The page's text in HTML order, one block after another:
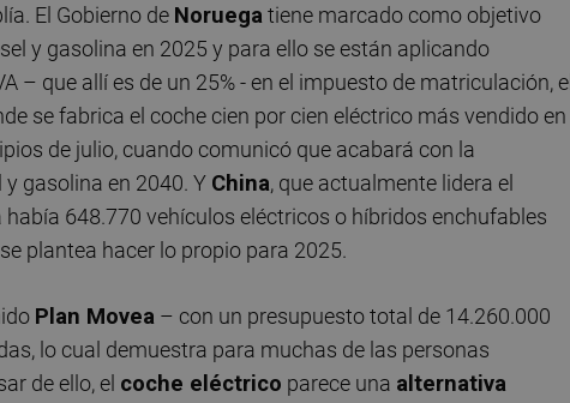
El Gobierno de Noruega tiene marcado como objetivo
y gasolina en 2025 y para ello se están aplicando
– que allí es de un 25% - en el impuesto de matriculación, el
se fabrica el coche cien por cien eléctrico más vendido en
de julio, cuando comunicó que acabará con la
gasolina en 2040. Y China, que actualmente lidera el
648.770 vehículos eléctricos o híbridos enchufables
plantea hacer lo propio para 2025.
Plan Movea – con un presupuesto total de 14.260.000
lo cual demuestra para muchas de las personas
de ello, el coche eléctrico parece una alternativa